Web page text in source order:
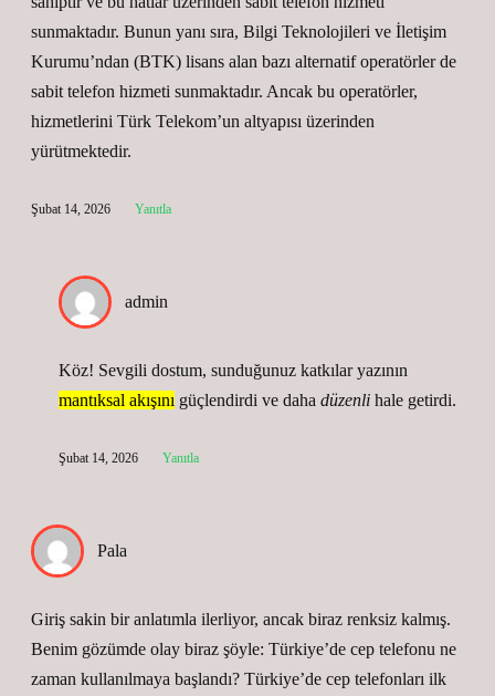
sunmaktadır. Bunun yanı sıra, Bilgi Teknolojileri ve İletişim
Kurumu’ndan (BTK) lisans alan bazı alternatif operatörler de
sabit telefon hizmeti sunmaktadır. Ancak bu operatörler,
hizmetlerini Türk Telekom’un altyapısı üzerinden
yürütmektedir.
Şubat 14, 2026 Yanıtla
admin
Köz! Sevgili dostum, sunduğunuz katkılar yazının
mantıksal akışını güçlendirdi ve daha düzenli hale getirdi.
Şubat 14, 2026 Yanıtla
Pala
Giriş sakin bir anlatımla ilerliyor, ancak biraz renksiz kalmış.
Benim gözümde olay biraz şöyle: Türkiye’de cep telefonu ne
zaman kullanılmaya başlandı? Türkiye’de cep telefonları ilk